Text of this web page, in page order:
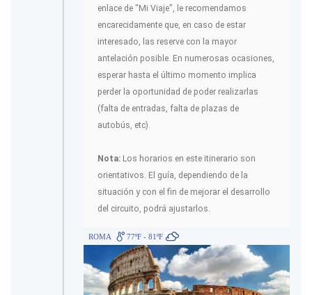
enlace de "Mi Viaje", le recomendamos
encarecidamente que, en caso de estar
interesado, las reserve con la mayor
antelación posible. En numerosas ocasiones,
esperar hasta el último momento implica
perder la oportunidad de poder realizarlas
(falta de entradas, falta de plazas de
autobús, etc).
Nota: Los horarios en este itinerario son
orientativos. El guía, dependiendo de la
situación y con el fin de mejorar el desarrollo
del circuito, podrá ajustarlos.
ROMA 77ºF - 81ºF